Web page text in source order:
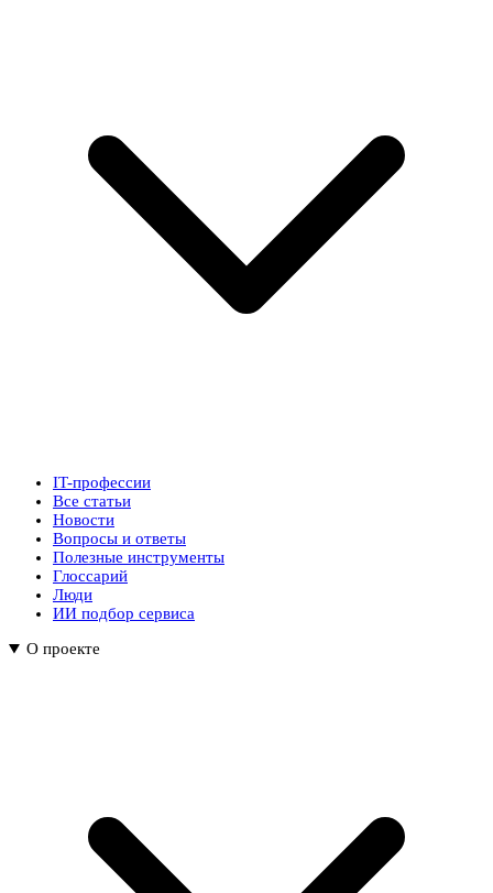
IT-профессии
Все статьи
Новости
Вопросы и ответы
Полезные инструменты
Глоссарий
Люди
ИИ подбор сервиса
О проекте